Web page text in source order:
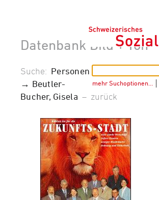
Datenbank Bild + Ton
mehr Suchoptionen…
Suche: Personen
→ Beutler-
Bucher, Gisela – zurück